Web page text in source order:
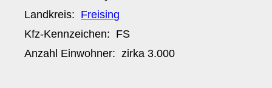
Landkreis: Freising
Kfz-Kennzeichen: FS
Anzahl Einwohner: zirka 3.000